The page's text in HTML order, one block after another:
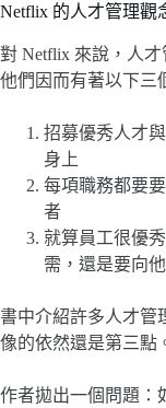
Netflix 的人才管理觀
對 Netflix 來說，人
他們因而有著以下三
招募優秀人才
身上
每項職務都要
者
就算員工很優
需，還是要向
書中介紹許多人才管
像的依然還是第三點
作者拋出一個問題：